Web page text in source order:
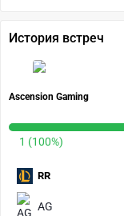
История встреч
Ascension Gaming
1 (100%)
AG
RR